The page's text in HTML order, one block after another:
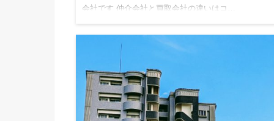
会社です 仲介会社と買取会社の違いはコ…